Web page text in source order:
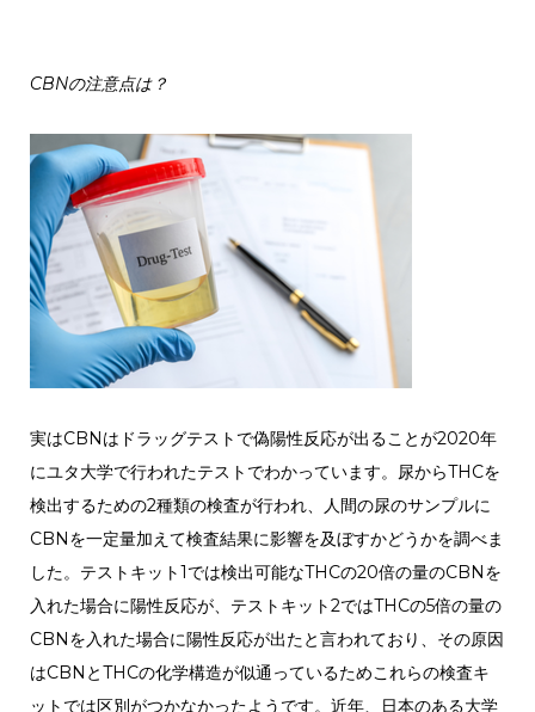
CBNの注意点は？
実はCBNはドラッグテストで偽陽性反応が出ることが2020年
にユタ大学で行われたテストでわかっています。尿からTHCを
検出するための2種類の検査が行われ、人間の尿のサンプルに
CBNを一定量加えて検査結果に影響を及ぼすかどうかを調べま
した。テストキット1では検出可能なTHCの20倍の量のCBNを
入れた場合に陽性反応が、テストキット2ではTHCの5倍の量の
CBNを入れた場合に陽性反応が出たと言われており、その原因
はCBNとTHCの化学構造が似通っているためこれらの検査キ
ットでは区別がつかなかったようです。近年、日本のある大学